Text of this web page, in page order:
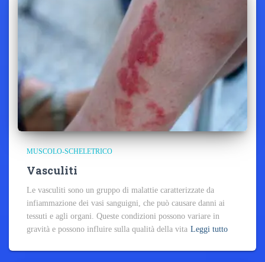
MUSCOLO-SCHELETRICO
Vasculiti
Le vasculiti sono un gruppo di malattie caratterizzate da
infiammazione dei vasi sanguigni, che può causare danni ai
tessuti e agli organi. Queste condizioni possono variare in
gravità e possono influire sulla qualità della vita Leggi tutto